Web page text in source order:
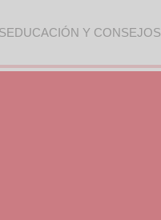
EDUCACIÓN Y CONSEJOS